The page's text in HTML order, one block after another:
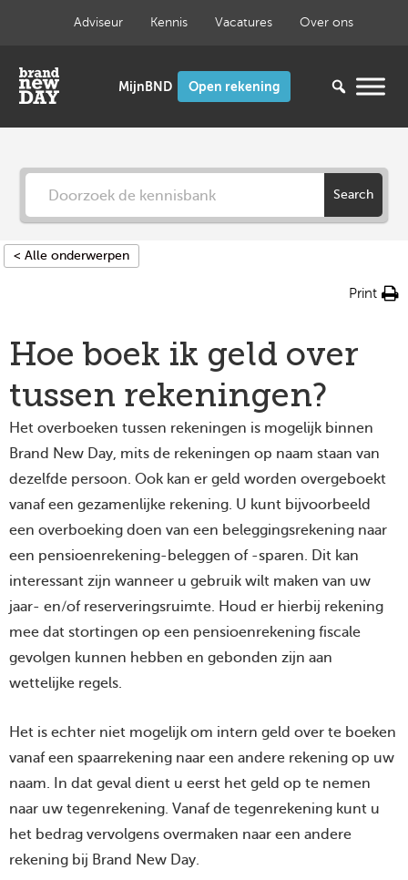
inhoud
Adviseur Kennis Vacatures Over ons
Open rekening
Search
< Alle onderwerpen
Print
Hoe boek ik geld over
tussen rekeningen?
Het overboeken tussen rekeningen is mogelijk binnen
Brand New Day, mits de rekeningen op naam staan van
dezelfde persoon. Ook kan er geld worden overgeboekt
vanaf een gezamenlijke rekening. U kunt bijvoorbeeld
een overboeking doen van een beleggingsrekening naar
een pensioenrekening-beleggen of -sparen. Dit kan
interessant zijn wanneer u gebruik wilt maken van uw
jaar- en/of reserveringsruimte. Houd er hierbij rekening
mee dat stortingen op een pensioenrekening fiscale
gevolgen kunnen hebben en gebonden zijn aan
wettelijke regels.
Het is echter niet mogelijk om intern geld over te boeken
vanaf een spaarrekening naar een andere rekening op uw
naam. In dat geval dient u eerst het geld op te nemen
naar uw tegenrekening. Vanaf de tegenrekening kunt u
het bedrag vervolgens overmaken naar een andere
rekening bij Brand New Day.